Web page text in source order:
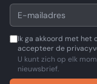
Ik ga akkoord met het
accepteer de
U kunt zich op elk
nieuwsbrief.